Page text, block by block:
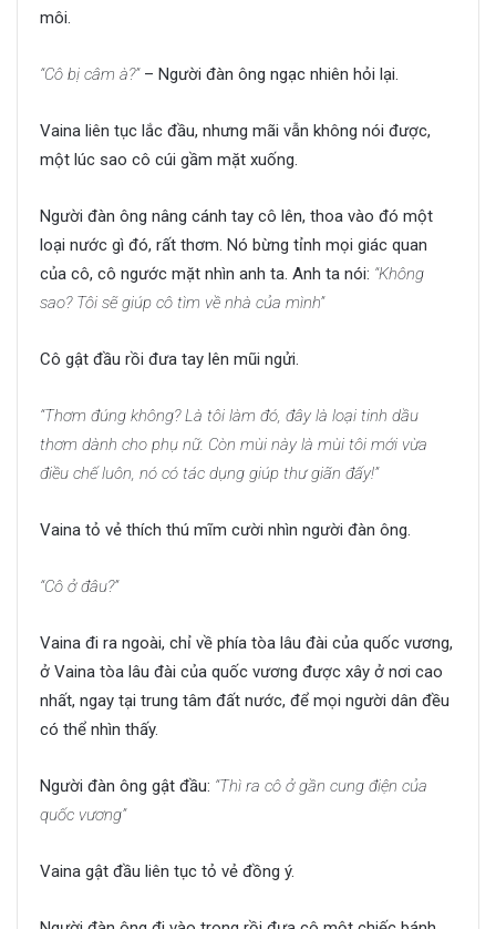
môi.
“Cô bị câm à?”– Người đàn ông ngạc nhiên hỏi lại.
Vaina liên tục lắc đầu, nhưng mãi vẫn không nói được,
một lúc sao cô cúi gầm mặt xuống.
Người đàn ông nâng cánh tay cô lên, thoa vào đó một
loại nước gì đó, rất thơm. Nó bừng tỉnh mọi giác quan
của cô, cô ngước mặt nhìn anh ta. Anh ta nói: “Không
sao? Tôi sẽ giúp cô tìm về nhà của mình”
Cô gật đầu rồi đưa tay lên mũi ngửi.
“Thơm đúng không? Là tôi làm đó, đây là loại tinh dầu
thơm dành cho phụ nữ. Còn mùi này là mùi tôi mới vừa
điều chế luôn, nó có tác dụng giúp thư giãn đấy!”
Vaina tỏ vẻ thích thú mĩm cười nhìn người đàn ông.
“Cô ở đâu?”
Vaina đi ra ngoài, chỉ về phía tòa lâu đài của quốc vương,
ở Vaina tòa lâu đài của quốc vương được xây ở nơi cao
nhất, ngay tại trung tâm đất nước, để mọi người dân đều
có thể nhìn thấy.
Người đàn ông gật đầu: “Thì ra cô ở gần cung điện của
quốc vương”
Vaina gật đầu liên tục tỏ vẻ đồng ý.